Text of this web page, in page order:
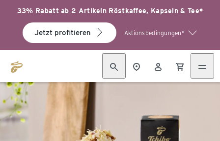
33% Rabatt ab 2 Artikeln Röstkaffee, Kapseln & Tee*
Jetzt profitieren Aktionsbedingungen*